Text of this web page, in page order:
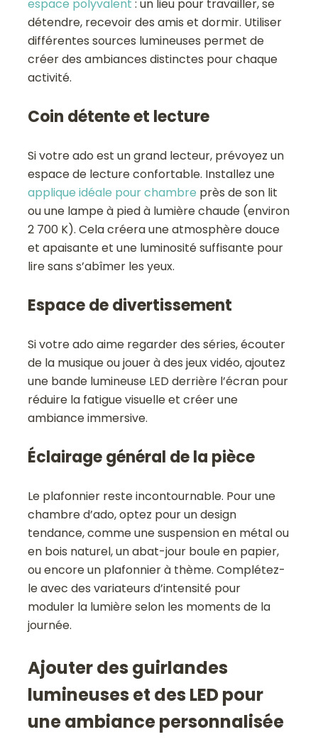
espace polyvalent : un lieu pour travailler, se
détendre, recevoir des amis et dormir. Utiliser
différentes sources lumineuses permet de
créer des ambiances distinctes pour chaque
activité.
Coin détente et lecture
Si votre ado est un grand lecteur, prévoyez un
espace de lecture confortable. Installez une
applique idéale pour chambre près de son lit
ou une lampe à pied à lumière chaude (environ
2 700 K). Cela créera une atmosphère douce
et apaisante et une luminosité suffisante pour
lire sans s’abîmer les yeux.
Espace de divertissement
Si votre ado aime regarder des séries, écouter
de la musique ou jouer à des jeux vidéo, ajoutez
une bande lumineuse LED derrière l’écran pour
réduire la fatigue visuelle et créer une
ambiance immersive.
Éclairage général de la pièce
Le plafonnier reste incontournable. Pour une
chambre d’ado, optez pour un design
tendance, comme une suspension en métal ou
en bois naturel, un abat-jour boule en papier,
ou encore un plafonnier à thème. Complétez-
le avec des variateurs d’intensité pour
moduler la lumière selon les moments de la
journée.
Ajouter des guirlandes
lumineuses et des LED pour
une ambiance personnalisée